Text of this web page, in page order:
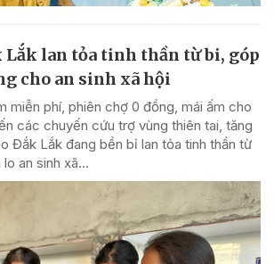
Lắk lan tỏa tinh thần từ bi, góp
cho an sinh xã hội
miễn phí, phiên chợ 0 đồng, mái ấm cho
các chuyến cứu trợ vùng thiên tai, tăng
Đắk Lắk đang bền bỉ lan tỏa tinh thần từ
an sinh xã...